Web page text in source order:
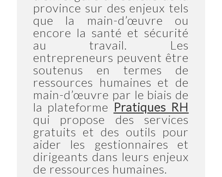
province sur des enjeux tels
que la main-d’œuvre ou
encore la santé et sécurité
au travail. Les
entrepreneurs peuvent être
soutenus en termes de
ressources humaines et de
main-d’œuvre par le biais de
la plateforme Pratiques RH
qui propose des services
gratuits et des outils pour
aider les gestionnaires et
dirigeants dans leurs enjeux
de ressources humaines.